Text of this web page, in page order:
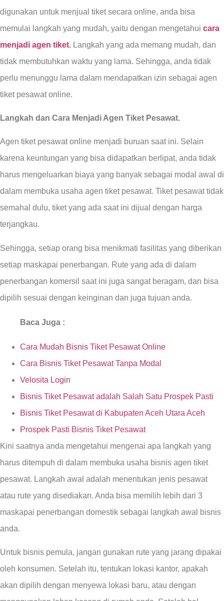
digunakan untuk menjual tiket secara online, anda bisa
memulai langkah yang mudah, yaitu dengan mengetahui cara
menjadi agen tiket. Langkah yang ada memang mudah, dan
tidak membutuhkan waktu yang lama. Sehingga, anda tidak
perlu menunggu lama dalam mendapatkan izin sebagai agen
tiket pesawat online.
Langkah dan Cara Menjadi Agen Tiket Pesawat.
Agen tiket pesawat online menjadi buruan saat ini. Selain
karena keuntungan yang bisa didapatkan berlipat, anda tidak
harus mengeluarkan biaya yang banyak sebagai modal awal di
dalam membuka usaha agen tiket pesawat. Tiket pesawat tidak
semahal dulu, tiket yang ada saat ini dijual dengan harga
terjangkau.
Sehingga, setiap orang bisa menikmati fasilitas yang diberikan
setiap maskapai penerbangan. Rute yang ada di dalam
penerbangan komersil saat ini juga sangat beragam, dan bisa
dipilih sesuai dengan keinginan dan juga tujuan anda.
Baca Juga :
Cara Mudah Bisnis Tiket Pesawat Online
Cara Bisnis Tiket Pesawat Tanpa Modal
Velosita Login
Bisnis Tiket Pesawat adalah Salah Satu Prospek Pasti
Bisnis Tiket Pesawat di Kabupaten Aceh Utara Aceh
Prospek Pasti Bisnis Tiket Pesawat
Kini saatnya anda mengetahui mengenai apa langkah yang
harus ditempuh di dalam membuka usaha bisnis agen tiket
pesawat. Langkah awal adalah menentukan jenis pesawat
atau rute yang disediakan. Anda bisa memilih lebih dari 3
maskapai penerbangan domestik sebagai langkah awal bisnis
anda.
Untuk bisnis pemula, jangan gunakan rute yang jarang dipakai
oleh konsumen. Setelah itu, tentukan lokasi kantor, apakah
akan dipilih dengan menyewa lokasi baru, atau dengan